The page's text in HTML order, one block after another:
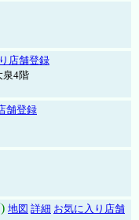
店舗登録
泉4階
舗登録
地図 詳細 お気に入り店舗